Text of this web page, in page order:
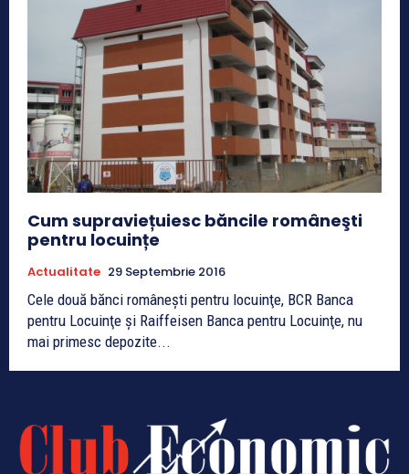
Cum supraviețuiesc băncile româneşti
pentru locuințe
Actualitate 29 Septembrie 2016
Cele două bănci româneşti pentru locuinţe, BCR Banca
pentru Locuinţe şi Raiffeisen Banca pentru Locuinţe, nu
mai primesc depozite...